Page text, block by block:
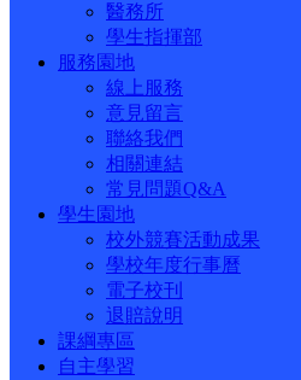
醫務所
學生指揮部
服務園地
線上服務
意見留言
聯絡我們
相關連結
常見問題Q&A
學生園地
校外競賽活動成果
學校年度行事曆
電子校刊
退賠說明
課綱專區
自主學習